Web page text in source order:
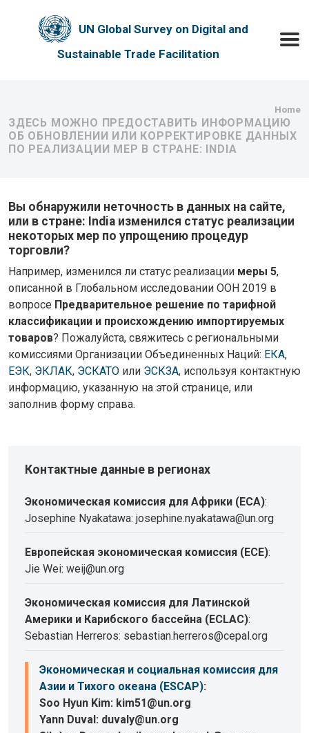
UN Global Survey on Digital and
Sustainable Trade Facilitation
Home
ЗДЕСЬ МОЖНО ПРЕДОСТАВИТЬ ИНФОРМАЦИЮ
ОБ ОБНОВЛЕНИИ ИЛИ КОРРЕКТИРОВКЕ ДАННЫХ
ПО РЕАЛИЗАЦИИ МЕР В СТРАНЕ: INDIA
Вы обнаружили неточность в данных на сайте,
или в стране: India изменился статус реализации
некоторых мер по упрощению процедур
торговли?
Например, изменился ли статус реализации меры 5,
описанной в Глобальном исследовании ООН 2019 в
вопросе Предварительное решение по тарифной
классификации и происхождению импортируемых
товаров? Пожалуйста, свяжитесь с региональными
комиссиями Организации Объединенных Наций: ЕКА,
ЕЭК, ЭКЛАК, ЭСКАТО или ЭСКЗА, используя контактную
информацию, указанную на этой странице, или
заполнив форму справа.
Контактные данные в регионах
Экономическая комиссия для Африки (ECA):
Josephine Nyakatawa: josephine.nyakatawa@un.org
Европейская экономическая комиссия (ECE):
Jie Wei: weij@un.org
Экономическая комиссия для Латинской
Америки и Карибского бассейна (ECLAC):
Sebastian Herreros: sebastian.herreros@cepal.org
Экономическая и социальная комиссия для
Азии и Тихого океана (ESCAP):
Soo Hyun Kim: kim51@un.org
Yann Duval: duvaly@un.org